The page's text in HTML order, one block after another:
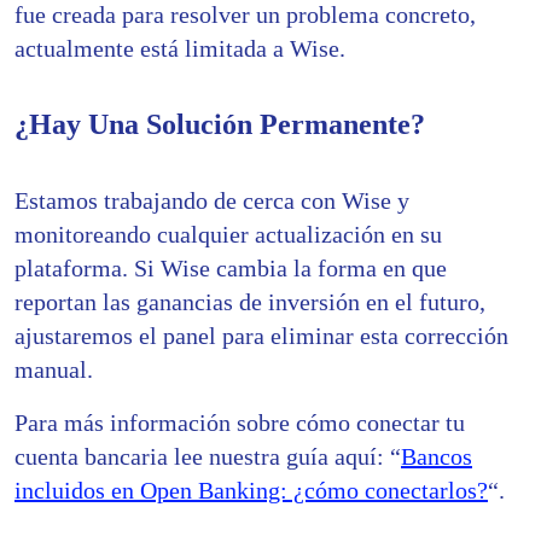
fue creada para resolver un problema concreto,
actualmente está limitada a Wise.
¿Hay Una Solución Permanente?
Estamos trabajando de cerca con Wise y
monitoreando cualquier actualización en su
plataforma. Si Wise cambia la forma en que
reportan las ganancias de inversión en el futuro,
ajustaremos el panel para eliminar esta corrección
manual.
Para más información sobre cómo conectar tu
cuenta bancaria lee nuestra guía aquí: “Bancos
incluidos en Open Banking: ¿cómo conectarlos?“.